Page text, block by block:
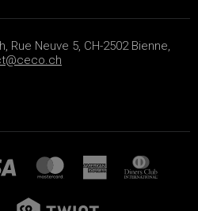
Rue Neuve 5, CH-2502 Bienne,